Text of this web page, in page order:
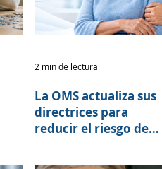
La OMS actualiza sus
directrices para
reducir el riesgo de
demencia
2 min de lectura